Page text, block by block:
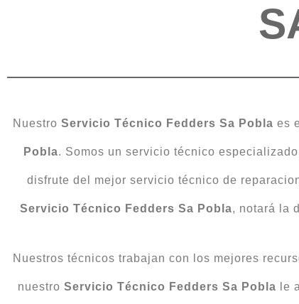
Nuestro Servicio Técnico Fedders Sa Pobla es
Pobla. Somos un servicio técnico
disfrute del mejor servicio técnico de
Servicio Técnico Fedders Sa Pobla, notará la
Nuestros técnicos trabajan con los mejores
nuestro Servicio Técnico Fedders Sa Pobla le